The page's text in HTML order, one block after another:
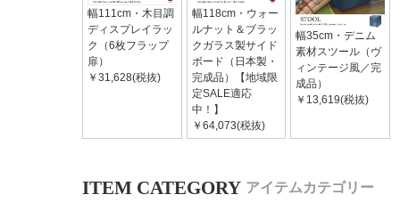
幅111cm・木目調
ディスプレイラッ
ク（6枚フラップ
扉）
￥31,628(税抜)
幅118cm・ウォー
ルナット＆ブラッ
クガラス製サイド
ボード（日本製・
完成品）【地域限
定SALE適応
中！】
￥64,073(税抜)
幅35cm・デニム
素材スツール（ヴ
ィンテージ風／完
成品）
￥13,619(税抜)
アイテムカテゴリー